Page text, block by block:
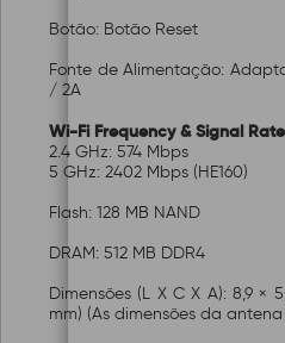
Botão: Botão Reset
Fonte de Alimentação:
/ 2A
Wi-Fi Frequency & Signal
2.4 GHz: 574 Mbps
5 GHz: 2402 Mbps (HE160)
Flash: 128 MB NAND
DRAM: 512 MB DDR4
Dimensões (L X C X A): 8,9 ×
mm) (As dimensões da